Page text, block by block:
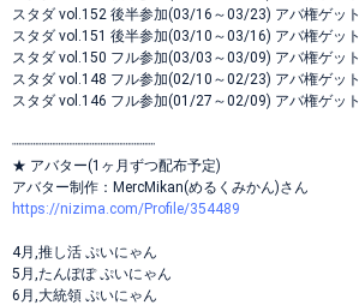
スタダ vol.152 後半参加(03/16～03/23) アバ権ゲット
スタダ vol.151 後半参加(03/10～03/16) アバ権ゲット
スタダ vol.150 フル参加(03/03～03/09) アバ権ゲット
スタダ vol.148 フル参加(02/10～02/23) アバ権ゲット
スタダ vol.146 フル参加(01/27～02/09) アバ権ゲット
┈┈┈┈┈┈┈┈┈┈┈┈┈┈┈┈┈
★ アバター(1ヶ月ずつ配布予定)
アバター制作：MercMikan(めるくみかん)さん
https://nizima.com/Profile/354489
4月,推し活 ぷいにゃん
5月,たんぽぽ ぷいにゃん
6月,大統領 ぷいにゃん